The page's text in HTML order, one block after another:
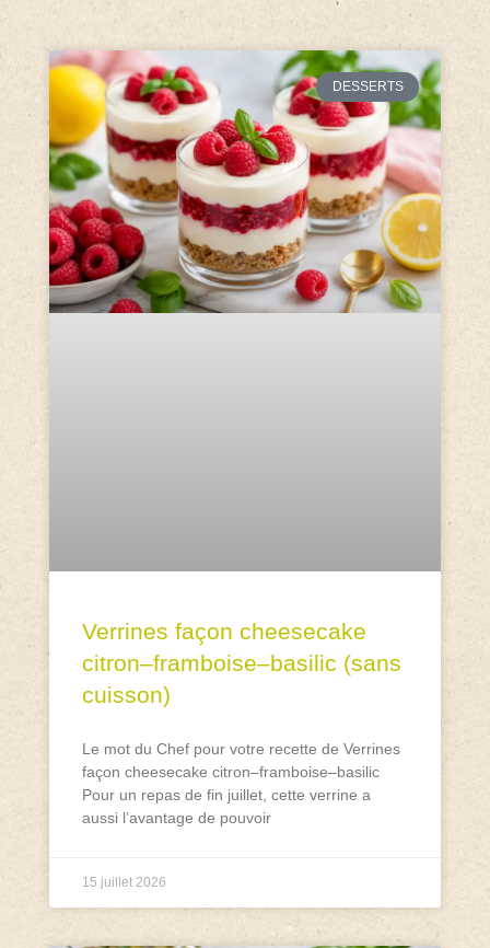
DESSERTS
Verrines façon cheesecake
citron–framboise–basilic (sans
cuisson)
Le mot du Chef pour votre recette de Verrines
façon cheesecake citron–framboise–basilic
Pour un repas de fin juillet, cette verrine a
aussi l’avantage de pouvoir
15 juillet 2026